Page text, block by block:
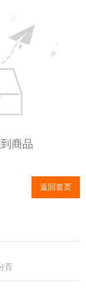
商品
返回首页
百